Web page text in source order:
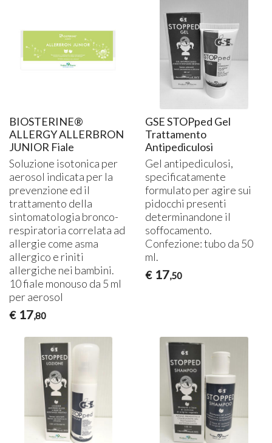
BIOSTERINE®
ALLERGY ALLERBRON
JUNIOR Fiale
Soluzione isotonica per
aerosol indicata per la
prevenzione ed il
trattamento della
sintomatologia bronco-
respiratoria correlata ad
allergie come asma
allergico e riniti
allergiche nei bambini.
10 fiale monouso da 5 ml
per aerosol
€ 17,80
GSE STOPped Gel
Trattamento
Antipediculosi
Gel antipediculosi,
specificatamente
formulato per agire sui
pidocchi presenti
determinandone il
soffocamento.
Confezione: tubo da 50
ml.
€ 17,50